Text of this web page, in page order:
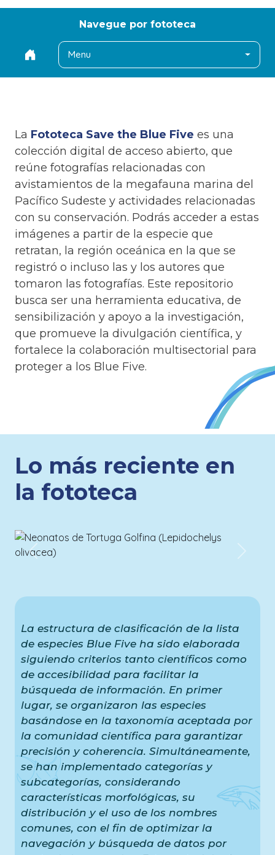
Navegue por fototeca
Menu
La Fototeca Save the Blue Five es una
colección digital de acceso abierto, que
reúne fotografías relacionadas con
avistamientos de la megafauna marina del
Pacífico Sudeste y actividades relacionadas
con su conservación. Podrás acceder a estas
imágenes a partir de la especie que
retratan, la región oceánica en la que se
registró o incluso las y los autores que
tomaron las fotografías. Este repositorio
busca ser una herramienta educativa, de
sensibilización y apoyo a la investigación,
que promueve la divulgación científica, y
fortalece la colaboración multisectorial para
proteger a los Blue Five.
Lo más reciente en
la fototeca
602
Amelia Gaona
Conservación → Monitoreo
Previous Next
La estructura de clasificación de la lista
de especies Blue Five ha sido elaborada
siguiendo criterios tanto científicos como
de accesibilidad para facilitar la
búsqueda de información. En primer
lugar, se organizaron las especies
basándose en la taxonomía aceptada por
la comunidad científica para garantizar
precisión y coherencia. Simultáneamente,
se han implementado categorías y
subcategorías, considerando
características morfológicas, su
distribución y el uso de los nombres
comunes, con el fin de optimizar la
navegación y búsqueda de datos por